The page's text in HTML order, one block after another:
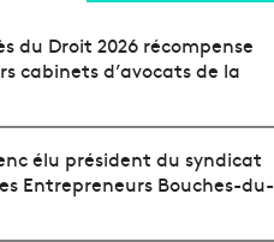
du Droit 2026 récompense
cabinets d’avocats de la
élu président du syndicat
Entrepreneurs Bouches-du-